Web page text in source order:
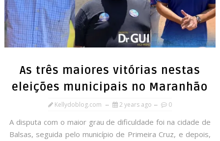
As três maiores vitórias nestas
eleições municipais no Maranhão
Kellydoblog.com 2 years ago 0
A disputa com o maior grau de dificuldade foi na cidade de
Balsas, seguida pelo município de Primeira Cruz, e depois,